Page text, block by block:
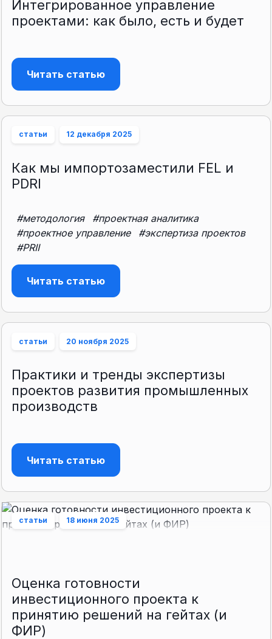
Интегрированное управление
проектами: как было, есть и будет
Читать статью
статьи 12 декабря 2025
Как мы импортозаместили FEL и
PDRI
#методология
#проектная аналитика
#проектное управление
#экспертиза проектов
#PRII
Читать статью
статьи 20 ноября 2025
Практики и тренды экспертизы
проектов развития промышленных
производств
Читать статью
статьи 18 июня 2025
Оценка готовности
инвестиционного проекта к
принятию решений на гейтах (и
ФИР)